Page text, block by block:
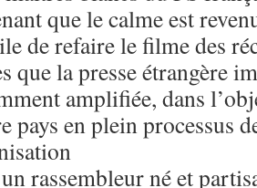
que le calme est
de refaire le filme des
que la presse étrangère
amplifiée, dans
pays en plein processus
rassembleur né et